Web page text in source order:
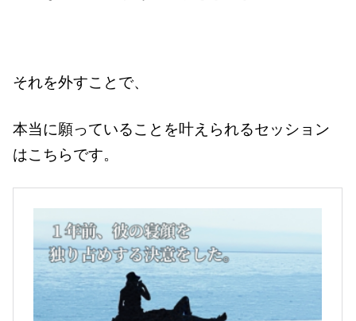
それを外すことで、
本当に願っていることを叶えられるセッション
はこちらです。